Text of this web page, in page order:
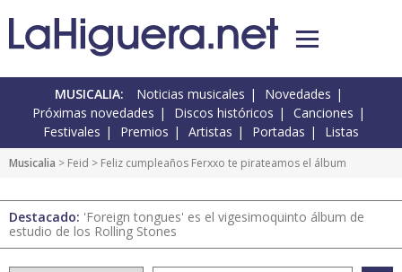
MUSICALIA: Noticias musicales
Novedades
Próximas novedades
Discos históricos
Canciones
Festivales
Premios Artistas Portadas Listas
Musicalia > Feid > Feliz cumpleaños Ferxxo te pirateamos el álbum
Destacado: 'Foreign tongues' es el vigesimoquinto álbum de
estudio de los Rolling Stones